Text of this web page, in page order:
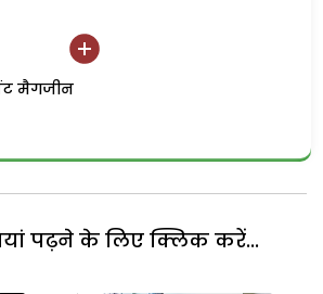
मैगजीन
पढ़ने के लिए क्लिक करें...